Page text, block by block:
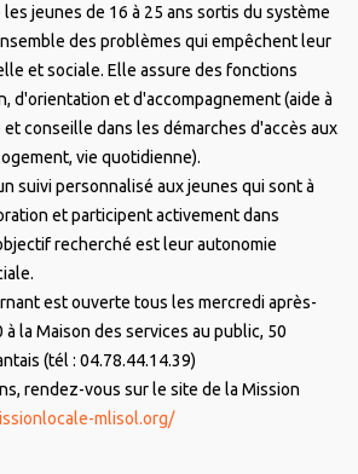
les jeunes de 16 à 25 ans sortis du système
des problèmes qui empêchent leur
et sociale. Elle assure des fonctions
d'orientation et d'accompagnement (aide à
conseille dans les démarches d'accès aux
vie quotidienne).
suivi personnalisé aux jeunes qui sont à
et participent activement dans
recherché est leur autonomie
est ouverte tous les mercredi après-
la Maison des services au public, 50
(tél : 04.78.44.14.39)
rendez-vous sur le site de la Mission
mlisol.org/